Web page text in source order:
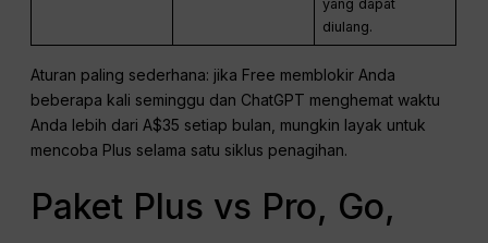
yang dapat
diulang.
Aturan paling sederhana: jika Free memblokir Anda
beberapa kali seminggu dan ChatGPT menghemat waktu
Anda lebih dari A$35 setiap bulan, mungkin layak untuk
mencoba Plus selama satu siklus penagihan.
Paket Plus vs Pro, Go,